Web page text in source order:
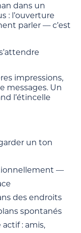
dans un
: l’ouverture
parler — c’est
impressions,
messages. Un
l’étincelle
un ton
—
des endroits
spontanés
: amis,